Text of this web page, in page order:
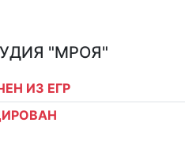
"МРОЯ"
ИЗ ЕГР